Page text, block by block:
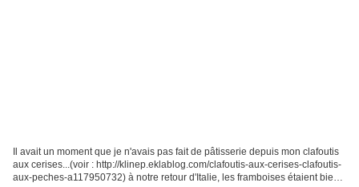
Il avait un moment que je n'avais pas fait de pâtisserie depuis mon clafoutis
aux cerises...(voir : http://klinep.eklablog.com/clafoutis-aux-cerises-clafoutis-
aux-peches-a117950732) à notre retour d'Italie, les framboises étaient bien